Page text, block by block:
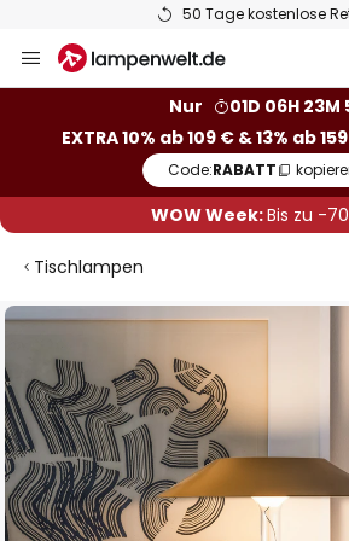
50 Tage kostenlose
Inhalt
Nur
01D 06H 23M
EXTRA 10% ab 109 € & 13% ab
Code:RABATT
WOW Week:Bis zu -
Tischlampen
Zum
der
Bildgalerie
springen